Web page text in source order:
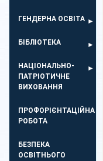
ГЕНДЕРНА ОСВІТА
БІБЛІОТЕКА
НАЦІОНАЛЬНО-
ПАТРІОТИЧНЕ
ВИХОВАННЯ
ПРОФОРІЄНТАЦІЙНА
РОБОТА
БЕЗПЕКА
ОСВIТНЬОГО